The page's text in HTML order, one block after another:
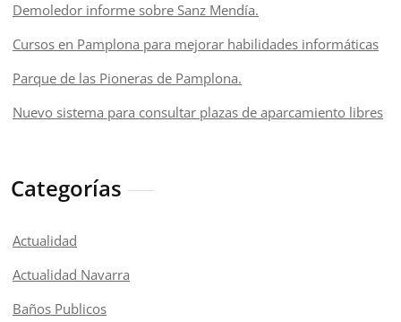
Demoledor informe sobre Sanz Mendía.
Cursos en Pamplona para mejorar habilidades informáticas
Parque de las Pioneras de Pamplona.
Nuevo sistema para consultar plazas de aparcamiento libres
Categorías
Actualidad
Actualidad Navarra
Baños Publicos